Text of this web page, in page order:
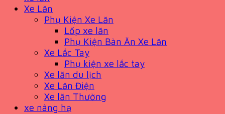
Xe Lăn
Phụ Kiện Xe Lăn
Lốp xe lăn
Phụ Kiện Bàn Ăn Xe Lăn
Xe Lắc Tay
Phụ kiện xe lắc tay
Xe lăn du lịch
Xe Lăn Điện
Xe lăn Thường
xe nâng hạ